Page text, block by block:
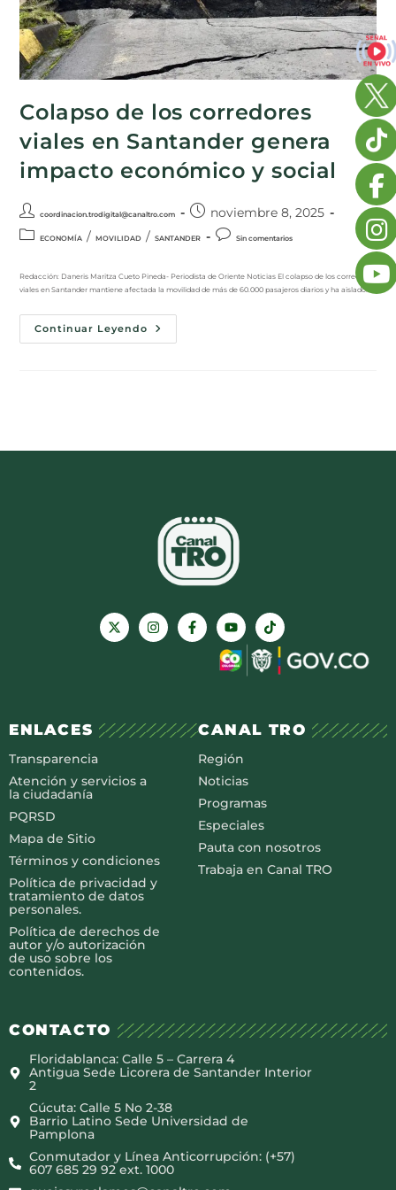
Colapso de los corredores
viales en Santander genera
impacto económico y social
coordinacion.trodigital@canaltro.com noviembre 8, 2025
ECONOMÍA / MOVILIDAD / SANTANDER Sin comentarios
Redacción: Daneris Maritza Cueto Pineda- Periodista de Oriente Noticias El colapso de los corredores
viales en Santander mantiene afectada la movilidad de más de 60.000 pasajeros diarios y ha aislado…
Continuar Leyendo
ENLACES
Transparencia
Atención y servicios a
la ciudadanía
PQRSD
Mapa de Sitio
Términos y condiciones
Política de privacidad y
tratamiento de datos
personales.
Política de derechos de
autor y/o autorización
de uso sobre los
contenidos.
CANAL TRO
Región
Noticias
Programas
Especiales
Pauta con nosotros
Trabaja en Canal TRO
CONTACTO
Floridablanca: Calle 5 – Carrera 4
Antigua Sede Licorera de Santander Interior
2
Cúcuta: Calle 5 No 2-38
Barrio Latino Sede Universidad de
Pamplona
Conmutador y Línea Anticorrupción: (+57)
607 685 29 92 ext. 1000